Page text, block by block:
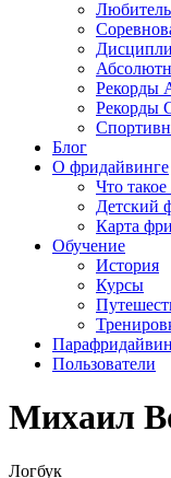
Рекорды
Рекорды
Блог
О фридайвинге
Что
Детский
Карта
Обучение
История
Курсы
Пользователи
Михаил
Логбук